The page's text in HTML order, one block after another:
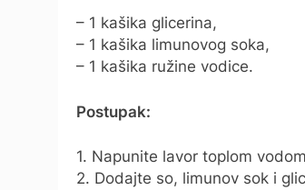
– 1 kašika glicerina,
– 1 kašika limunovog soka,
– 1 kašika ružine vodice.
Postupak:
1. Napunite lavor toplom
2. Dodajte so, limunov sok i